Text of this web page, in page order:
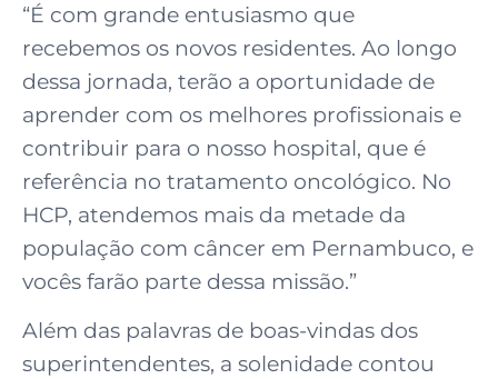
“É com grande entusiasmo que
recebemos os novos residentes. Ao longo
dessa jornada, terão a oportunidade de
aprender com os melhores profissionais e
contribuir para o nosso hospital, que é
referência no tratamento oncológico. No
HCP, atendemos mais da metade da
população com câncer em Pernambuco, e
vocês farão parte dessa missão.”
Além das palavras de boas-vindas dos
superintendentes, a solenidade contou